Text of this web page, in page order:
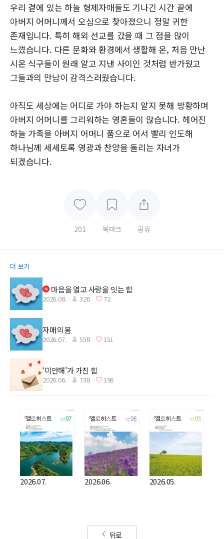
우리 곁에 있는 하늘 형제자매들도 기나긴 시간 끝에
아버지 어머니께서 오심으로 찾아졌으니 정말 귀한
존재입니다. 특히 해외 선교를 갔을 때 그 점을 많이
느꼈습니다. 다른 문화와 환경에서 생활해 온, 처음 만난
시온 식구들이 원래 알고 지낸 사이인 것처럼 반가웠고
그들과의 만남이 감격스러웠습니다.
아직도 세상에는 어디로 가야 하는지 알지 못해 방황하며
아버지 어머니를 그리워하는 영혼들이 많습니다. 헤어진
하늘 가족을 아버지 어머니 품으로 어서 빨리 인도해
하나님께 세세토록 영광과 찬양을 돌리는 자녀가
되겠습니다.
201 북마크 공유
더 보기
마음을 열고 사랑을 잇는 힘
2026.08. 326 72
자매의 봄
2026.07. 558 151
‘미안해’가 가진 힘
2026.06. 738 196
2026.07. 2026.06. 2026.05.
뒤로